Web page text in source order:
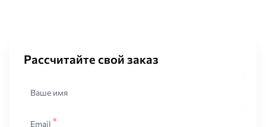
Выделяют несколько видов таких устройств:
служит для перекрытия ответвлений трубопроводных систем
Из всех типов трубопроводной арматуры это изделия
Рассчитайте свой заказ
Ваше имя
Email